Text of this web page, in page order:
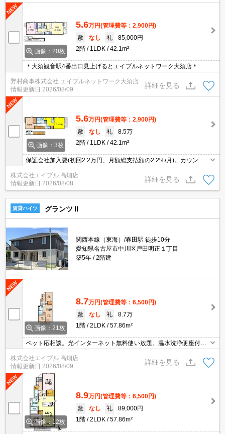
画像：20枚
5.6万円(管理費等：2,900円)
敷
なし 礼
85,000円
2階
1LDK 42.1m²
＊大須観音駅4番出口見上げるとエイブルネットワーク大須店＊
野村商事株式会社 エイブルネットワーク大須店
情報更新日 2026/08/09
詳細を見る
画像：3枚
5.6万円(管理費等：2,900円)
敷
なし 礼
8.5万
2階
1LDK 42.1m²
保証会社加入要(初回2.2万円、月額総支払額の2.2%/月)。カウンタ
ーキッチン。
株式会社エイブル 高畑店
情報更新日 2026/08/08
詳細を見る
賃貸ハイツ グランツⅡ
関西本線（東海）/春田駅 徒歩10分
愛知県名古屋市中川区戸田明正１丁目
築5年
2階建
画像：21枚
8.7万円(管理費等：6,500円)
敷
なし 礼
8.7万
1階
2LDK 57.86m²
ペット応相談。光インターネット無料使い放題。温水洗浄便座付
き。追焚給湯。浴室換気乾燥式。保証会社加入要(初回35,000円、月
額総支払額の1％+800円/月)。駐車場2台(縦列)で月11,000円。
株式会社エイブル 高畑店
情報更新日 2026/08/09
詳細を見る
画像：12枚
8.9万円(管理費等：6,500円)
敷
なし 礼
89,000円
1階
2LDK 57.86m²